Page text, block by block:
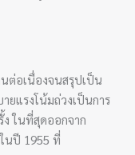
ต่อเนื่องจนสรุปเป็น
แรงโน้มถ่วงเป็นการ
ง ในที่สุดออกจาก
นปี 1955 ที่